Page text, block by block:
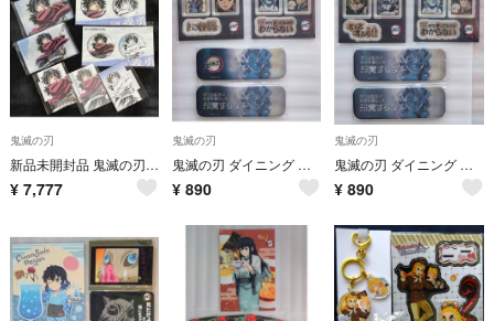
鬼滅の刃
新品未開封品 鬼滅の刃 かふぇくじ 冨岡義勇 7点セット
¥ 7,777
鬼滅の刃
鬼滅の刃 ダイニング 那田蜘蛛山編 くじ アクリル ステッカー 缶バッジ 累②
¥ 890
鬼滅の刃
鬼滅の刃 ダイニング 那田蜘蛛山編 くじ アクリル ステッカー 缶バッジ 累①
¥ 890